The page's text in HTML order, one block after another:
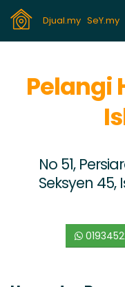
Djual.my SeY.my
Pelangi
No 51,
Seksyen 45,